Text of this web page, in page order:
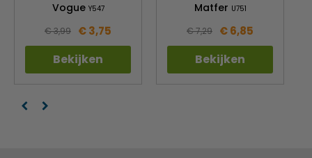
Vogue Y547
€ 3,99 € 3,75
Bekijken
Matfer U751
€ 7,29 € 6,85
Bekijken